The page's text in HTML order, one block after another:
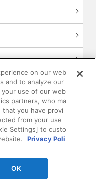
on our web
and to analyze our
your use of our web
partners, who ma
you have provi
from your use
Settings] to custo
Privacy Poli
OK